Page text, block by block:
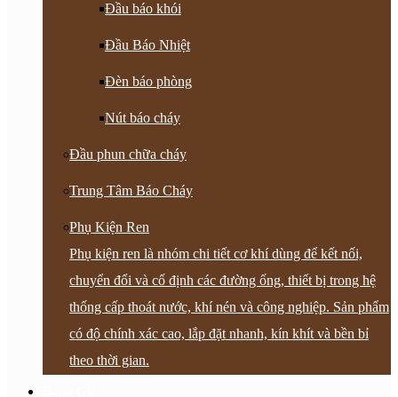
Đầu báo khói
Đầu Báo Nhiệt
Đèn báo phòng
Nút báo cháy
Đầu phun chữa cháy
Trung Tâm Báo Cháy
Phụ Kiện Ren
Phụ kiện ren là nhóm chi tiết cơ khí dùng để kết nối,
chuyển đổi và cố định các đường ống, thiết bị trong hệ
thống cấp thoát nước, khí nén và công nghiệp. Sản phẩm
có độ chính xác cao, lắp đặt nhanh, kín khít và bền bỉ
theo thời gian.